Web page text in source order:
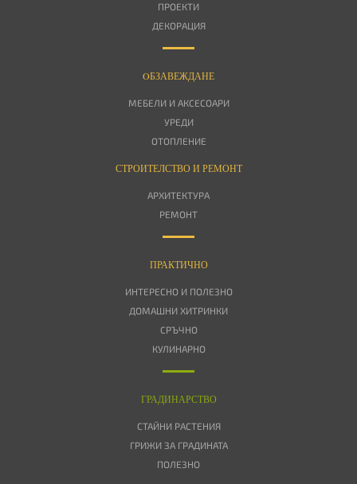
ПРОЕКТИ
ДЕКОРАЦИЯ
OБЗАВЕЖДАНЕ
МЕБЕЛИ И АКСЕСОАРИ
УРЕДИ
ОТОПЛЕНИЕ
СТРОИТЕЛСТВО И РЕМОНТ
АРХИТЕКТУРА
РЕМОНТ
ПРАКТИЧНО
ИНТЕРЕСНО И ПОЛЕЗНО
ДОМАШНИ ХИТРИНКИ
СРЪЧНО
КУЛИНАРНО
ГРАДИНАРСТВО
СТАЙНИ РАСТЕНИЯ
ГРИЖИ ЗА ГРАДИНАТА
ПОЛЕЗНО